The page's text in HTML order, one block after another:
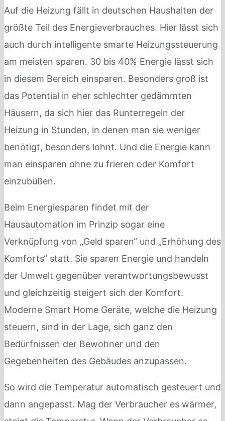
Auf die Heizung fällt in deutschen Haushalten der
größte Teil des Energieverbrauches. Hier lässt sich
auch durch intelligente smarte Heizungssteuerung
am meisten sparen. 30 bis 40% Energie lässt sich
in diesem Bereich einsparen. Besonders groß ist
das Potential in eher schlechter gedämmten
Häusern, da sich hier das Runterregeln der
Heizung in Stunden, in denen man sie weniger
benötigt, besonders lohnt. Und die Energie kann
man einsparen ohne zu frieren oder Komfort
einzubüßen.
Beim Energiesparen findet mit der
Hausautomation im Prinzip sogar eine
Verknüpfung von „Geld sparen“ und „Erhöhung des
Komforts“ statt. Sie sparen Energie und handeln
der Umwelt gegenüber verantwortungsbewusst
und gleichzeitig steigert sich der Komfort.
Moderne Smart Home Geräte, welche die Heizung
steuern, sind in der Lage, sich ganz den
Bedürfnissen der Bewohner und den
Gegebenheiten des Gebäudes anzupassen.
So wird die Temperatur automatisch gesteuert und
dann angepasst. Mag der Verbraucher es wärmer,